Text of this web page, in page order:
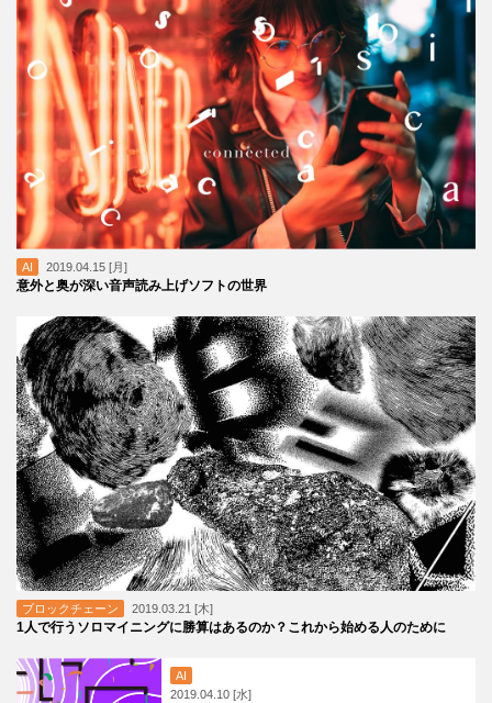
AI 2019.04.15 [月]
意外と奥が深い音声読み上げソフトの世界
ブロックチェーン 2019.03.21 [木]
1人で行うソロマイニングに勝算はあるのか？これから始める人のために
AI
2019.04.10 [水]